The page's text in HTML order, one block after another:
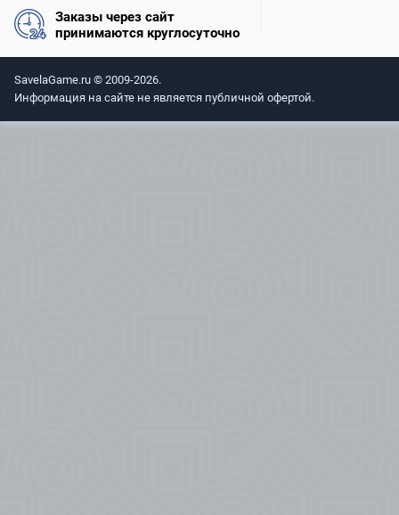
Заказы через сайт
принимаются круглосуточно
SavelaGame.ru © 2009-2026.
Информация на сайте не является публичной офертой.